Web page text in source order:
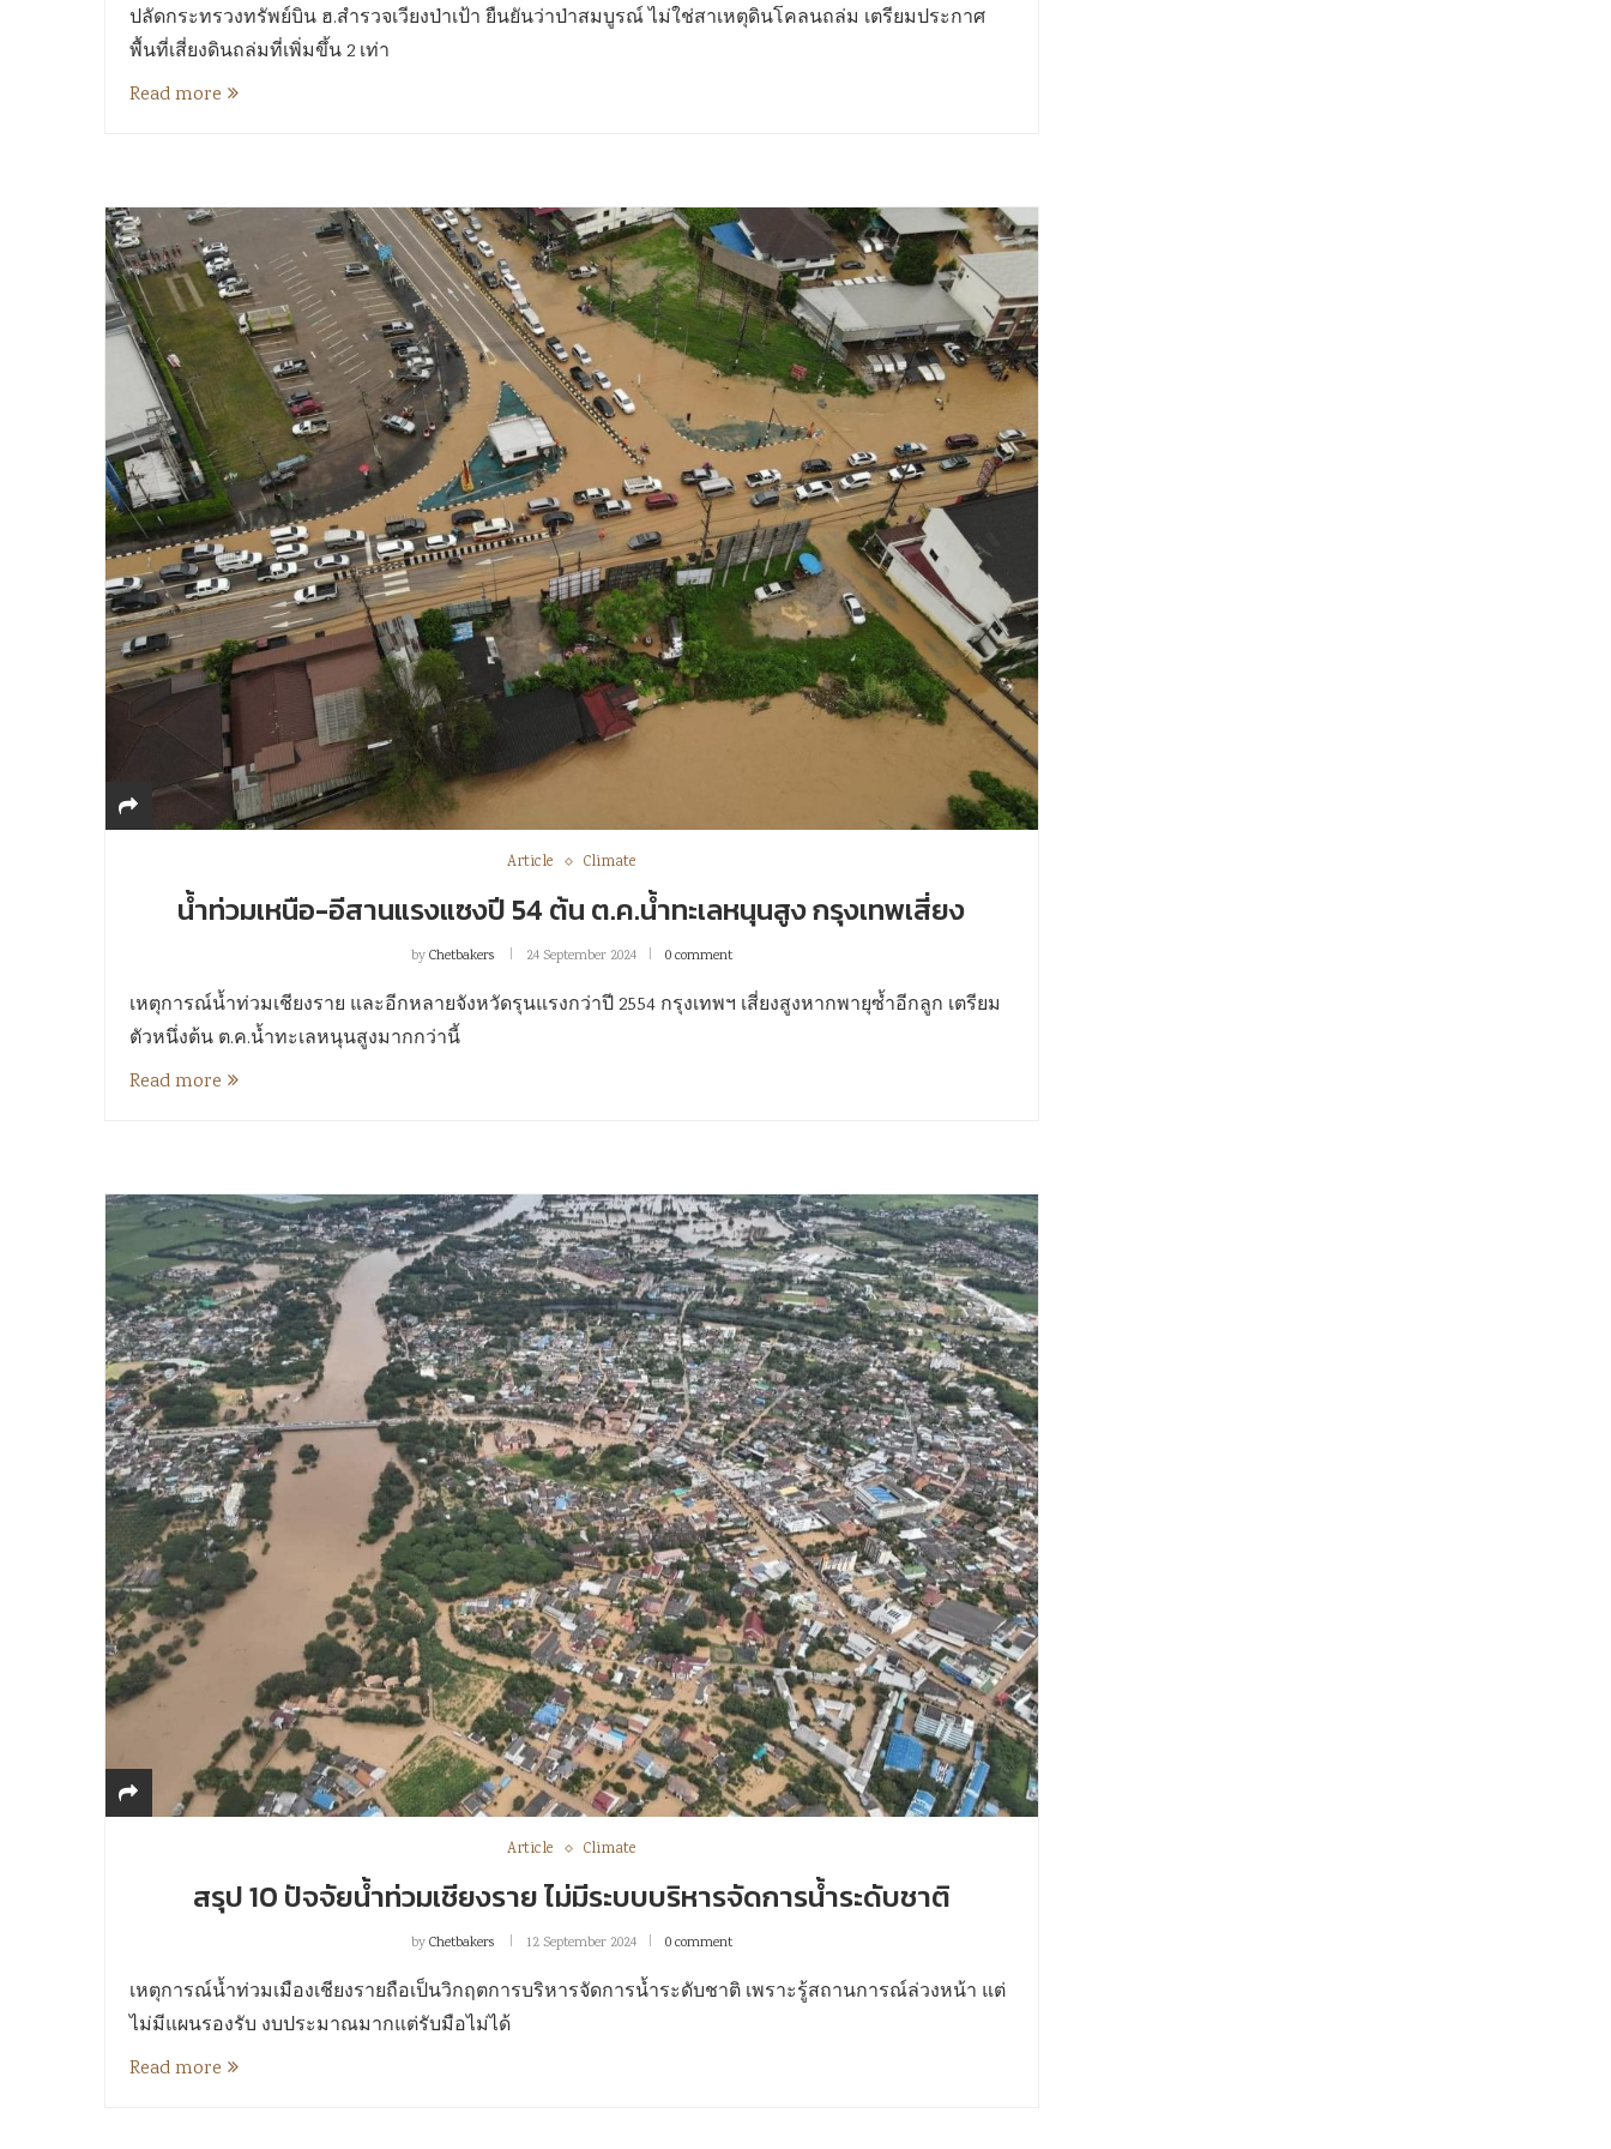
ปลัดกระทรวงทรัพย์บิน ฮ.สำรวจเวียงป่าเป้า ยืนยันว่าป่าสมบูรณ์ ไม่ใช่สาเหตุดินโคลนถล่ม เตรียมประกาศ
พื้นที่เสี่ยงดินถล่มที่เพิ่มขึ้น 2 เท่า
Read more
Article Climate
น้ำท่วมเหนือ-อีสานแรงแซงปี 54 ต้น ต.ค.น้ำทะเลหนุนสูง กรุงเทพเสี่ยง
byChetbakers 24 September 2024 0 comment
เหตุการณ์น้ำท่วมเชียงราย และอีกหลายจังหวัดรุนแรงกว่าปี 2554 กรุงเทพฯ เสี่ยงสูงหากพายุซ้ำอีกลูก เตรียม
ตัวหนึ่งต้น ต.ค.น้ำทะเลหนุนสูงมากกว่านี้
Read more
Article Climate
สรุป 10 ปัจจัยน้ำท่วมเชียงราย ไม่มีระบบบริหารจัดการน้ำระดับชาติ
byChetbakers 12 September 2024 0 comment
เหตุการณ์น้ำท่วมเมืองเชียงรายถือเป็นวิกฤตการบริหารจัดการน้ำระดับชาติ เพราะรู้สถานการณ์ล่วงหน้า แต่
ไม่มีแผนรองรับ งบประมาณมากแต่รับมือไม่ได้
Read more